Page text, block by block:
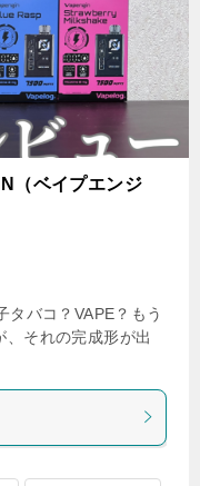
（ベイプエンジ
タバコ？VAPE？もう
、それの完成形が出